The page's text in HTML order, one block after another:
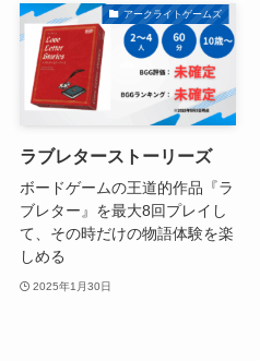
アークライトゲームズ
ラブレターストーリーズ
ボードゲームの王道的作品『ラ
ブレター』を最大8回プレイし
て、その時だけの物語体験を楽
しめる
2025年1月30日